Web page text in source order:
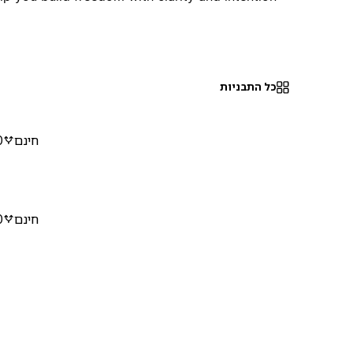
כל התבניות
חינם
חינם